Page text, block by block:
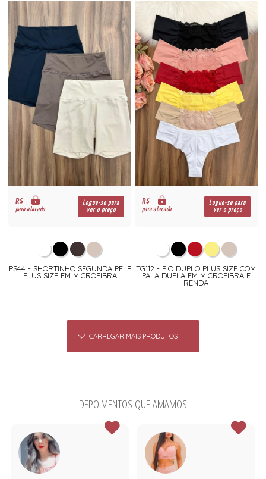
R$
para atacado
Logue-se para
ver o preço
PS44 - SHORTINHO SEGUNDA PELE
PLUS SIZE EM MICROFIBRA
R$
para atacado
Logue-se para
ver o preço
TG112 - FIO DUPLO PLUS SIZE COM
PALA DUPLA EM MICROFIBRA E
RENDA
CARREGAR MAIS PRODUTOS
DEPOIMENTOS QUE AMAMOS